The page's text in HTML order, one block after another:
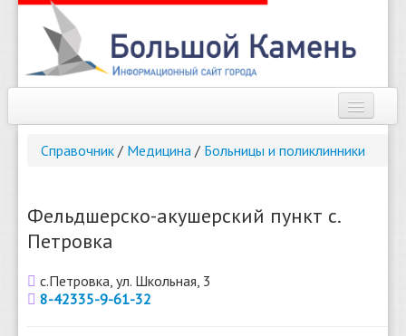
Новости
Справочник
Погода
Справочник / Медицина / Больницы и поликлинники
Фельдшерско-акушерский пункт с.
Петровка
с.Петровка, ул. Школьная, 3
8-42335-9-61-32